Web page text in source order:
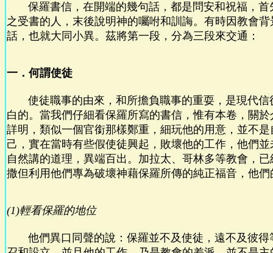
保羅書信，在開端的幾句話，都是問安和祝福，首
之受書的人，末後說明神的囑咐和訓誨。有時因教會
話，也就大同小異。茲將第一段，分為三段來交通：
一．何謂使徒
使徒職事的由來，和所擔負職事的重耍，是現代信
白的。當我們仔細看保羅所寫的書信，惟有本卷，關
詳明，類似一個官銜那樣鄭重，細玩他的用意，並不
己，實在當時有些假使徒興起，敗壞他的工作，他們
自然講的道理，異端百出。加拉太、哥林多等教會，
撒但利用他們專為破壞神藉保羅所傳的純正福音，他
(1)輕看保羅的地位
他們異口同聲的說：保羅並不及使徒，遠不及彼得